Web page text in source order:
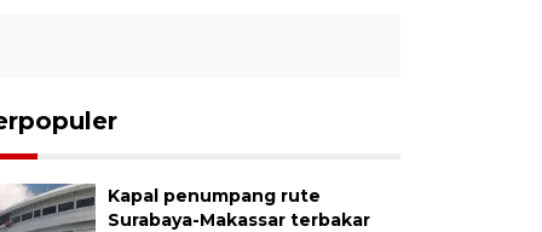
Kapal penumpang rute
Surabaya-Makassar terbakar